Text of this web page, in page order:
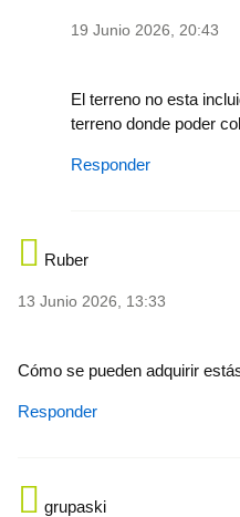
19 Junio 2026, 20:43
El terreno no esta
terreno donde poder
Responder
Ruber
13 Junio 2026, 13:33
Cómo se pueden adquirir
Responder
grupaski